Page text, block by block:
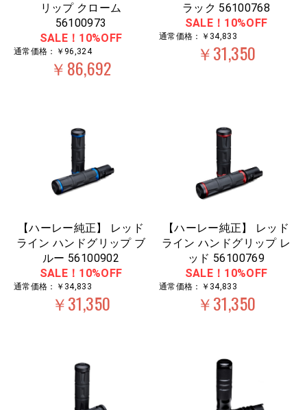
リップ クローム
56100973
SALE！10%OFF
通常価格：￥96,324
￥86,692
ラック 56100768
SALE！10%OFF
通常価格：￥34,833
￥31,350
【ハーレー純正】 レッド
ライン ハンドグリップ ブ
ルー 56100902
SALE！10%OFF
通常価格：￥34,833
￥31,350
【ハーレー純正】 レッド
ライン ハンドグリップ レ
ッド 56100769
SALE！10%OFF
通常価格：￥34,833
￥31,350